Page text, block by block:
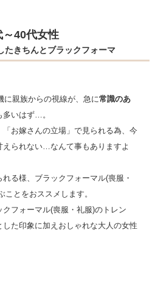
40代女性
たきちんとブラックフォーマ
に親族からの視線が、急に常識のあ
多いはず…。
お嫁さんの立場」で見られる為、今
えられない…なんて事もありますよ
る様、ブラックフォーマル(喪服・
とをおススメします。
フォーマル(喪服・礼服)のトレン
した印象に加えおしゃれな大人の女性